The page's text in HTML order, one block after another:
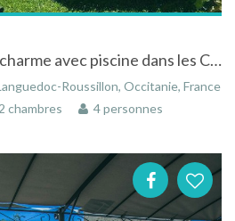
Chambres d'hôtes de charme avec piscine dans les Cévennes méridionales au Vigan dans le Gard
Roussillon, Occitanie, France
chambres 4 personnes